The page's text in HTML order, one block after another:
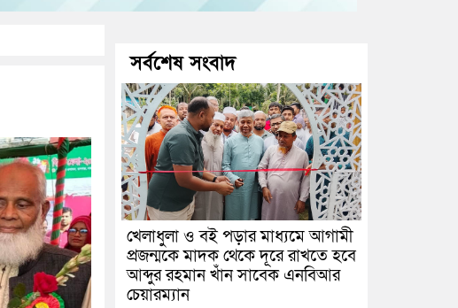
সর্বশেষ সংবাদ
খেলাধুলা ও বই পড়ার মাধ্যমে আগামী
প্রজন্মকে মাদক থেকে দূরে রাখতে হবে
আব্দুর রহমান খাঁন সাবেক এনবিআর
চেয়ারম্যান